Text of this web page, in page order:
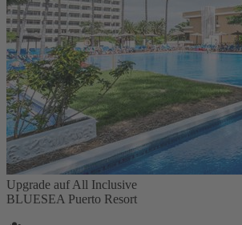
Upgrade auf All Inclusive
BLUESEA Puerto Resort